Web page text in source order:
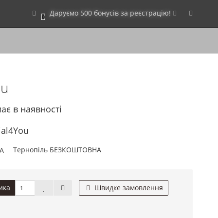
0 Даруємо 500 бонусів за реєстрацію!
в наявності
Тернопіль БЕЗКОШТОВНА
Швидке замовлення